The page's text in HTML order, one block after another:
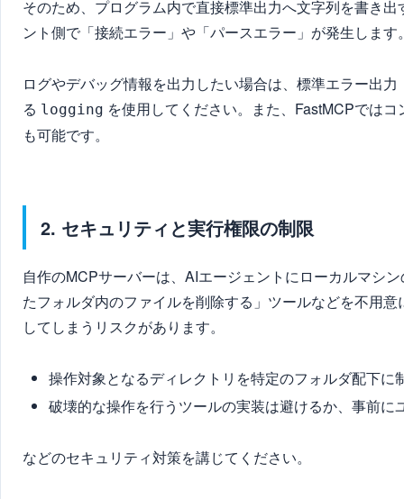
そのため、プログラム内で直接標準出力へ文字列を書き
ント側で「接続エラー」や「パースエラー」が発生します
ログやデバッグ情報を出力したい場合は、標準エラー出
る logging を使用してください。また、FastMCPでは
も可能です。
2. セキュリティと実行権限の制限
自作のMCPサーバーは、AIエージェントにローカルマシ
たフォルダ内のファイルを削除する」ツールなどを不用
してしまうリスクがあります。
操作対象となるディレクトリを特定のフォルダ配下
破壊的な操作を行うツールの実装は避けるか、事前に
などのセキュリティ対策を講じてください。